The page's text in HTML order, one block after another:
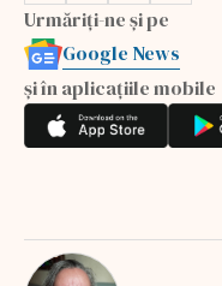
Urmăriți-ne și pe
Google News
și în aplicațiile mobile